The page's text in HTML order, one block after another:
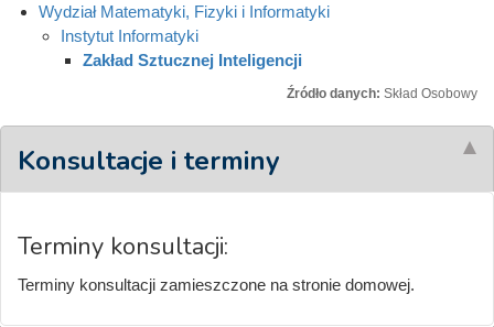
Wydział Matematyki, Fizyki i Informatyki
Instytut Informatyki
Zakład Sztucznej Inteligencji
Źródło danych: Skład Osobowy
Konsultacje i terminy
Terminy konsultacji:
Terminy konsultacji zamieszczone na stronie domowej.